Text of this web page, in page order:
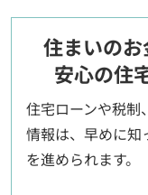
住まいのお
安心の住
住宅ローンや税制
情報は、早めに知
を進められます。